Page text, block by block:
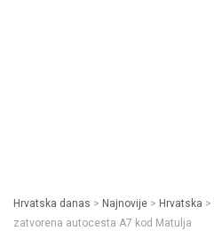
Hrvatska danas > Najnovije > Hrvatska >
zatvorena autocesta A7 kod Matulja